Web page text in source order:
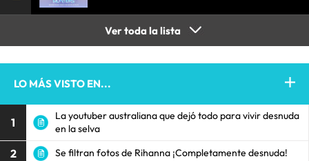
Ver toda la lista
LO MÁS VISTO EN...
1
La youtuber australiana que dejó todo para vivir desnuda
en la selva
2 Se filtran fotos de Rihanna ¡Completamente desnuda!